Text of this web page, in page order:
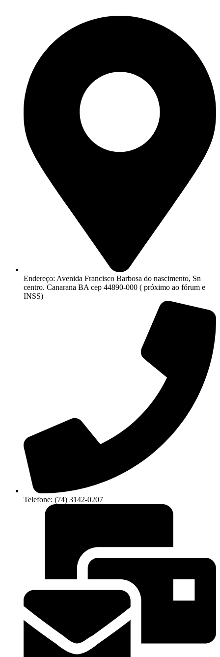
Endereço: Avenida Francisco Barbosa do nascimento, Sn
centro. Canarana BA cep 44890-000 ( próximo ao fórum e
INSS)
Telefone: (74) 3142-0207